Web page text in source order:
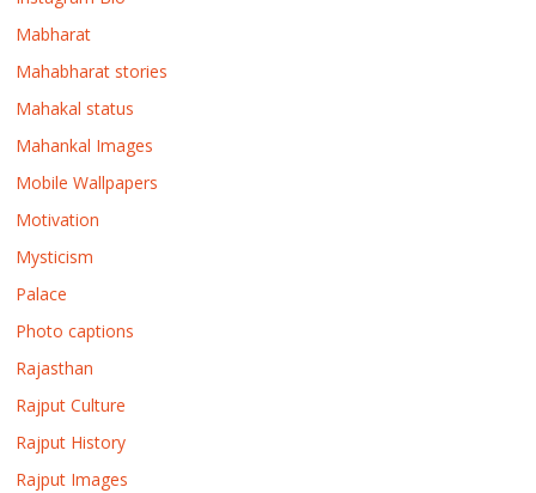
Mabharat
Mahabharat stories
Mahakal status
Mahankal Images
Mobile Wallpapers
Motivation
Mysticism
Palace
Photo captions
Rajasthan
Rajput Culture
Rajput History
Rajput Images